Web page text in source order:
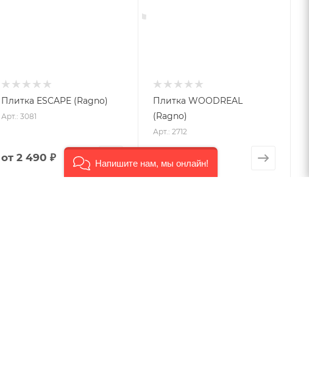
Плитка ESCAPE (Ragno)
Арт.: 3081
от 2 490 ₽
Плитка WOODREAL
(Ragno)
Арт.: 2712
2 810 ₽
Напишите нам, мы онлайн!